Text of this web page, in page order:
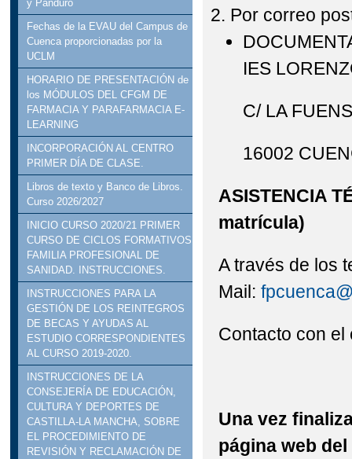
y Panduro
Fechas de la EVAU del Campus de
Cuenca proporcionadas por la
UCLM
HORARIO DE PRESENTACIÓN de
los MÓDULOS DEL CFGM DE
FARMACIA Y PARAFARMACIA E-
LEARNING
INCORPORACIÓN AL CENTRO
PRIMER DÍA DE CLASE.
Libros de texto y Banco de Libros.
Curso 2026/2027
INICIO CURSO 2020/21 PRIMER
CURSO DE CICLOS FORMATIVOS
FAMILIA PROFESIONAL DE
SANIDAD. INSTRUCCIONES.
INSTRUCCIONES PARA LA
GESTIÓN DE LOS REINTEGROS
DE BECAS Y AYUDAS AL
ESTUDIO CORRESPONDIENTES
AL CURSO 2019-2020.
INSTRUCCIONES DE LA
CONSEJERÍA DE EDUCACIÓN,
CULTURA Y DEPORTES DE
CASTILLA-LA MANCHA, SOBRE
EL PROCEDIMIENTO DE
REVISIÓN Y RECLAMACIÓN DE
Por correo
IES
C/ LA
16002
ASISTENCIA
matrícula)
A través de los
Mail:
Contacto con el
Una vez
página web